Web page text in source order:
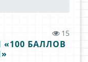
15
БАЛЛОВ